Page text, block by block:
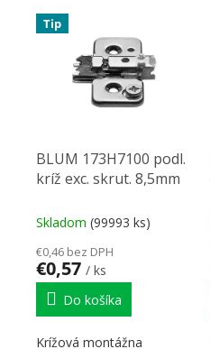
VÝPIS PRODUKTOV
Tip
BLUM 173H7100 podl.
kríž exc. skrut. 8,5mm
Skladom (99993 ks)
€0,46 bez DPH
€0,57 / ks
Do košíka
Krížová montážna